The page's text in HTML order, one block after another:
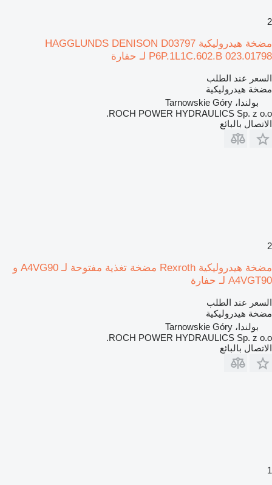
2
مضخة هيدروليكية HAGGLUNDS DENISON D03797
P6P.1L1C.602.B 023.01798 لـ حفارة
السعر عند الطلب
مضخة هيدروليكية
بولندا، Tarnowskie Góry
ROCH POWER HYDRAULICS Sp. z o.o.
الاتصال بالبائع
2
مضخة هيدروليكية Rexroth مضخة تغذية مفتوحة لـ A4VG90 و
A4VGT90 لـ حفارة
السعر عند الطلب
مضخة هيدروليكية
بولندا، Tarnowskie Góry
ROCH POWER HYDRAULICS Sp. z o.o.
الاتصال بالبائع
1